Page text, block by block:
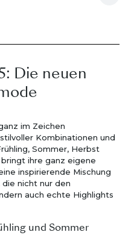
Die neuen
im Zeichen
Kombinationen und
Sommer, Herbst
ihre ganz eigene
inspirierende Mischung
die nicht nur den
auch echte Highlights
und Sommer